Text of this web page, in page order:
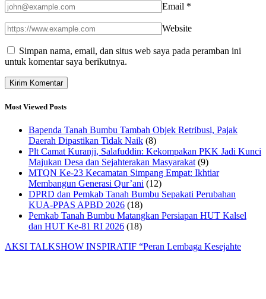
Email *
Website
Simpan nama, email, dan situs web saya pada peramban ini
untuk komentar saya berikutnya.
Most Viewed Posts
Bapenda Tanah Bumbu Tambah Objek Retribusi, Pajak
Daerah Dipastikan Tidak Naik (8)
Plt Camat Kuranji, Salafuddin: Kekompakan PKK Jadi Kunci
Majukan Desa dan Sejahterakan Masyarakat (9)
MTQN Ke-23 Kecamatan Simpang Empat: Ikhtiar
Membangun Generasi Qur’ani (12)
DPRD dan Pemkab Tanah Bumbu Sepakati Perubahan
KUA-PPAS APBD 2026 (18)
Pemkab Tanah Bumbu Matangkan Persiapan HUT Kalsel
dan HUT Ke-81 RI 2026 (18)
AKSI TALKSHOW INSPIRATIF “Peran Lembaga Kesejahte